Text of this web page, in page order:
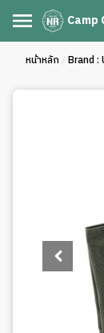
Camp
หน้าหลัก / Brand :